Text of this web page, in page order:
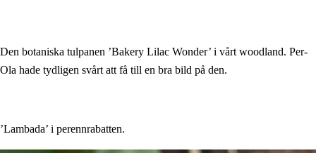
Den botaniska tulpanen ’Bakery Lilac Wonder’ i vårt woodland. Per-
Ola hade tydligen svårt att få till en bra bild på den.
’Lambada’ i perennrabatten.